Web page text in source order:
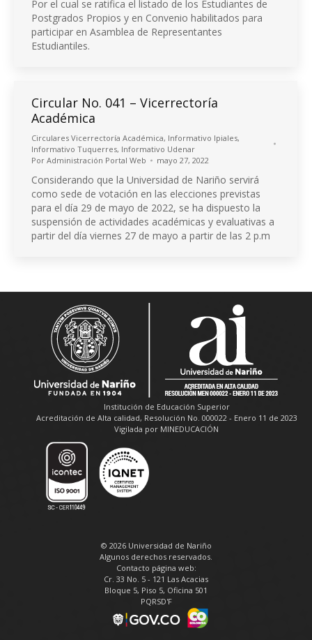
Por el cual se ratifica el listado de los Estudiantes de
Postgrados Propios y en Convenio habilitados para
participar en Asamblea de Representantes
Estudiantiles.
Circular No. 041 – Vicerrectoría
Académica
Circulares Vicerrectoría Académica, Informativo Ipiales,
Informativo Tuquerres, Informativo Udenar
Por Administración Portal Web mayo 27, 2022
Considerando que la Universidad de Nariño servirá
como sede de votación en las elecciones previstas
para el día 29 de mayo de 2022, se ha dispuesto la
suspensión de actividades académicas y evaluativas a
partir del día viernes 27 de mayo a partir de las 2 p.m
Institución de Educación Superior
Acreditación de Alta calidad, Resolución No. 000022 - Enero 11 de 2023
Vigilada por MINEDUCACIÓN
© 2026 Universidad de Nariño
Algunos derechos reservados.
Contacto página web:
Cr. 33 No. 5 - 121 Las Acacias
Bloque 5, Piso 5, Oficina 501
PQRSD'F